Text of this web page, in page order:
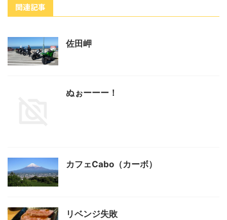
関連記事
佐田岬
ぬぉーーー！
カフェCabo（カーボ）
リベンジ失敗